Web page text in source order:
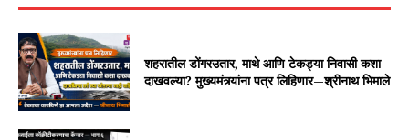
शहरातील डोंगरउतार, माथे आणि टेकड्या निवासी कशा
दाखवल्या? मुख्यमंत्र्यांना पत्र लिहिणार—श्रीनाथ भिमाले